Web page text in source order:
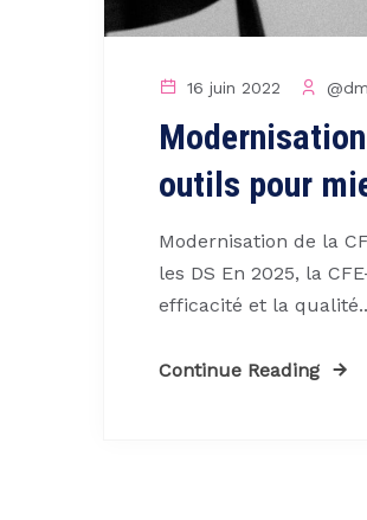
16 juin 2022
outils pour
Modernisation de la
les DS En 2025, la
efficacité et la
Continue Reading